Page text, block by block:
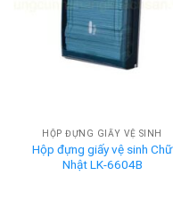
HỘP ĐỰNG GIẤY VỆ SINH
Hộp đựng giấy vệ sinh Chữ
Nhật LK-6604B